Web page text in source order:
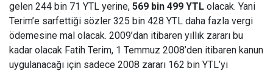
gelen 244 bin 71 YTL yerine, 569 bin 499 YTL olacak. Yani
Terim’e sarfettiği sözler 325 bin 428 YTL daha fazla vergi
ödemesine mal olacak. 2009’dan itibaren yıllık zararı bu
kadar olacak Fatih Terim, 1 Temmuz 2008’den itibaren kanun
uygulanacağı için sadece 2008 zararı 162 bin YTL’yi